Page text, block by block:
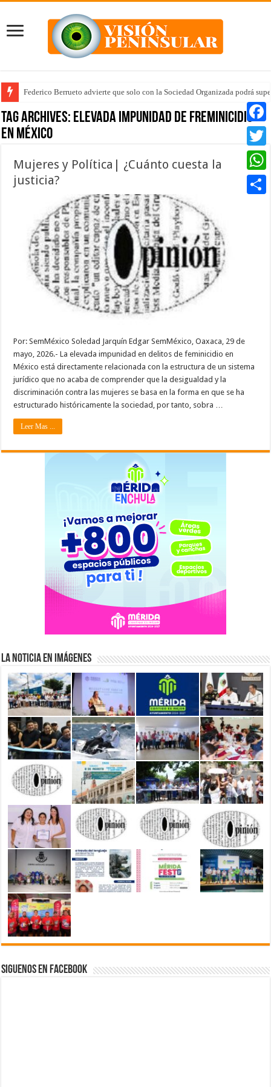
Federico Berrueto advierte que solo con la Sociedad Organizada podrá
Tag Archives: elevada impunidad de freminicidio
en México
Mujeres y Política| ¿Cuánto cuesta la
justicia?
Por: SemMéxico Soledad Jarquín Edgar SemMéxico, Oaxaca, 29 de
mayo, 2026.- La elevada impunidad en delitos de feminicidio en
México está directamente relacionada con la estructura de un sistema
jurídico que no acaba de comprender que la desigualdad y la
discriminación contra las mujeres se basa en la forma en que se ha
estructurado históricamente la sociedad, por tanto, sobra …
Leer Mas ...
La Noticia en Imágenes
Siguenos en Facebook
Twitter